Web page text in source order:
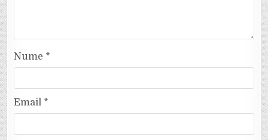
Nume *
Email *